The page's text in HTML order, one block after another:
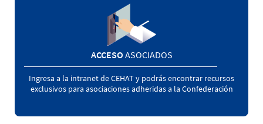
ACCESO ASOCIADOS
Ingresa a la intranet de CEHAT y podrás encontrar recursos
exclusivos para asociaciones adheridas a la Confederación